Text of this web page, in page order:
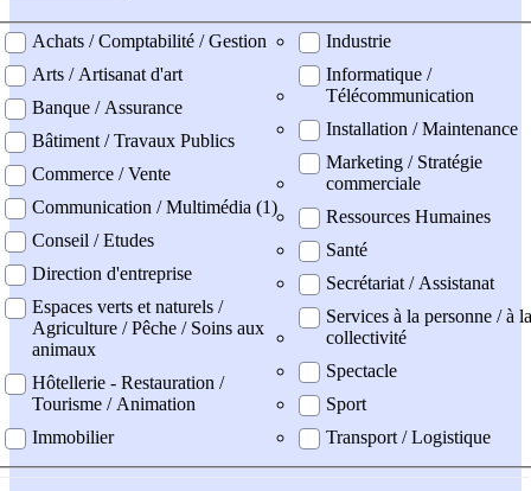
professionel
Achats / Comptabilité / Gestion
Arts / Artisanat d'art
Banque / Assurance
Bâtiment / Travaux Publics
Commerce / Vente
Communication / Multimédia (1)
Conseil / Etudes
Direction d'entreprise
Espaces verts et naturels /
Agriculture / Pêche / Soins aux
animaux
Hôtellerie - Restauration /
Tourisme / Animation
Immobilier
Industrie
Informatique /
Télécommunication
Installation / Maintenance
Marketing / Stratégie
commerciale
Ressources Humaines
Santé
Secrétariat / Assistanat
Services à la personne / à la
collectivité
Spectacle
Sport
Transport / Logistique